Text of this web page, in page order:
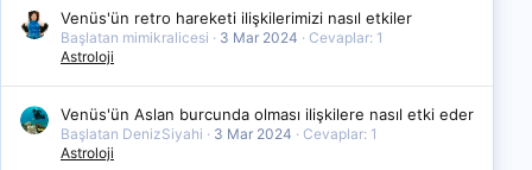
Venüs'ün retro hareketi ilişkilerimizi nasıl etkiler
Başlatan mimikralicesi 3 Mar 2024
Cevaplar: 1
Astroloji
Venüs'ün Aslan burcunda olması ilişkilere nasıl etki eder
Başlatan DenizSiyahi 3 Mar 2024
Cevaplar: 1
Astroloji